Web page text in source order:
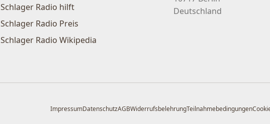
Schlager Radio hilft
Schlager Radio Preis
Schlager Radio Wikipedia
Deutschland
ImpressumDatenschutzAGBWiderrufsbelehrungTeilnahmebedingungen